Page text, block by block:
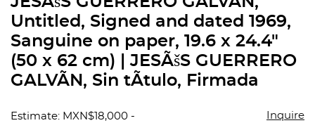
Untitled, Signed and dated 1969,
Sanguine on paper, 19.6 x 24.4"
(50 x 62 cm) | JESÃšS GUERRERO
GALVÃN, Sin tÃ­tulo, Firmada
Estimate: MXN$18,000 -
Inquire